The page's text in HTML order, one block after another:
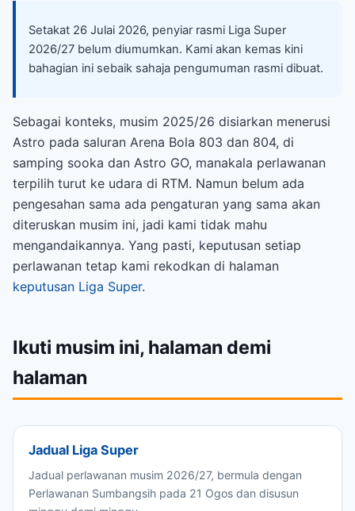
Setakat 26 Julai 2026, penyiar rasmi Liga Super
2026/27 belum diumumkan. Kami akan kemas kini
bahagian ini sebaik sahaja pengumuman rasmi dibuat.
Sebagai konteks, musim 2025/26 disiarkan menerusi
Astro pada saluran Arena Bola 803 dan 804, di
samping sooka dan Astro GO, manakala perlawanan
terpilih turut ke udara di RTM. Namun belum ada
pengesahan sama ada pengaturan yang sama akan
diteruskan musim ini, jadi kami tidak mahu
mengandaikannya. Yang pasti, keputusan setiap
perlawanan tetap kami rekodkan di halaman
keputusan Liga Super.
Ikuti musim ini, halaman demi
halaman
Jadual Liga Super
Jadual perlawanan musim 2026/27, bermula dengan
Perlawanan Sumbangsih pada 21 Ogos dan disusun